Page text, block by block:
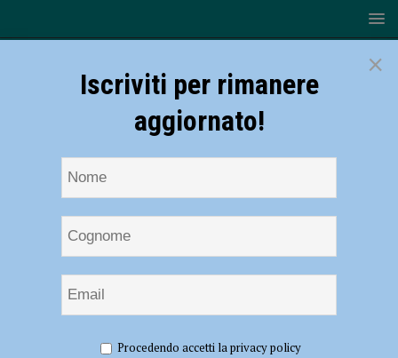
ospita la capolista Sassuolo di Pupo Dall’Olio
×
Iscriviti per rimanere
aggiornato!
Procedendo accetti la privacy policy